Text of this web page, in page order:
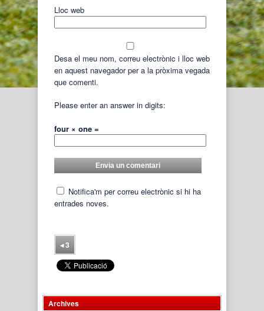
Lloc web
Desa el meu nom, correu electrònic i lloc web
en aquest navegador per a la pròxima vegada
que comenti.
Please enter an answer in digits:
four × one =
Notifica'm per correu electrònic si hi ha
entrades noves.
◂3
Archives